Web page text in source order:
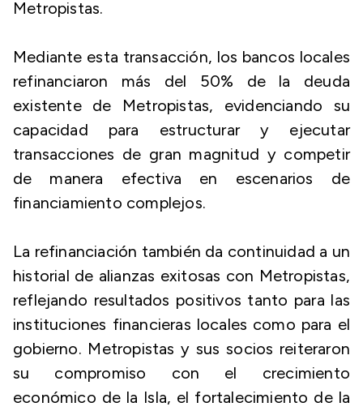
Metropistas.
Mediante esta transacción, los bancos locales
refinanciaron más del 50% de la deuda
existente de Metropistas, evidenciando su
capacidad para estructurar y ejecutar
transacciones de gran magnitud y competir
de manera efectiva en escenarios de
financiamiento complejos.
La refinanciación también da continuidad a un
historial de alianzas exitosas con Metropistas,
reflejando resultados positivos tanto para las
instituciones financieras locales como para el
gobierno. Metropistas y sus socios reiteraron
su compromiso con el crecimiento
económico de la Isla, el fortalecimiento de la